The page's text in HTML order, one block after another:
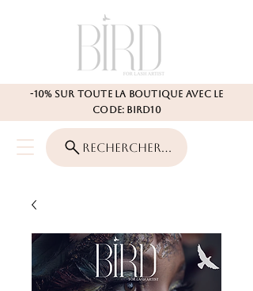
-10% SUR TOUTE LA BOUTIQUE AVEC LE
CODE: BIRD10
Rechercher...